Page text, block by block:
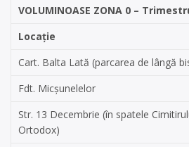
VOLUMINOASE ZONA 0 –
Locație
Cart. Balta Lată (parcarea de lângă
Fdt. Micșunelelor
Str. 13 Decembrie (în spatele
Ortodox)